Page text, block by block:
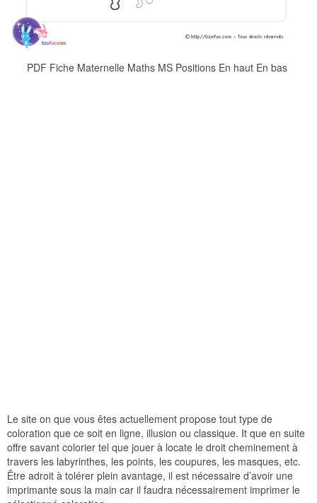
PDF Fiche Maternelle Maths MS Positions En haut En bas
Le site on que vous êtes actuellement propose tout type de
coloration que ce soit en ligne, illusion ou classique. It que en suite
offre savant colorier tel que jouer à locate le droit cheminement à
travers les labyrinthes, les points, les coupures, les masques, etc.
Être adroit à tolérer plein avantage, il est nécessaire d’avoir une
imprimante sous la main car il faudra nécessairement imprimer le